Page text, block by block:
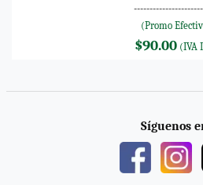
(Promo
$90.00(IVA
Síguenos